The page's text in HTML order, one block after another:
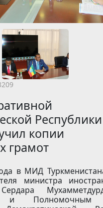
Республики
копии
грамот
в МИД
министра
Сердара
и Полномочным